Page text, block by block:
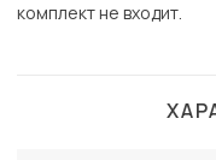
комплект не входит.